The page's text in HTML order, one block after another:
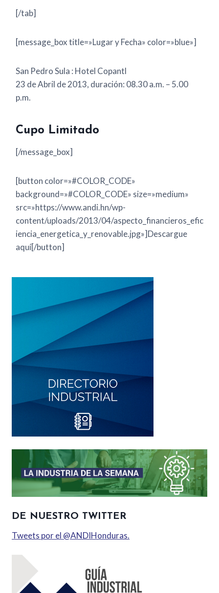
[/tab]
[message_box title=»Lugar y Fecha» color=»blue»]
San Pedro Sula : Hotel Copantl
23 de Abril de 2013, duración: 08.30 a.m. – 5.00
p.m.
Cupo Limitado
[/message_box]
[button color=»#COLOR_CODE»
background=»#COLOR_CODE» size=»medium»
src=»https://www.andi.hn/wp-
content/uploads/2013/04/aspecto_financieros_efic
iencia_energetica_y_renovable.jpg»]Descargue
aquí[/button]
DE NUESTRO TWITTER
Tweets por el @ANDIHonduras.